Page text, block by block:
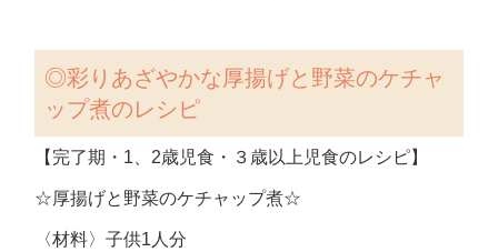
◎彩りあざやかな厚揚げと野菜のケチャ
ップ煮のレシピ
【完了期・1、2歳児食・３歳以上児食のレシピ】
☆厚揚げと野菜のケチャップ煮☆
〈材料〉子供1人分